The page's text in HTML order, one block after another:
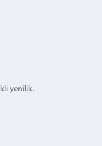
yenilik.